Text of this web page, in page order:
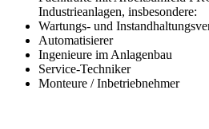
Industrieanlagen, insbesondere:
Wartungs- und
Automatisierer
Ingenieure im Anlagenbau
Service-Techniker
Monteure / Inbetriebnehmer